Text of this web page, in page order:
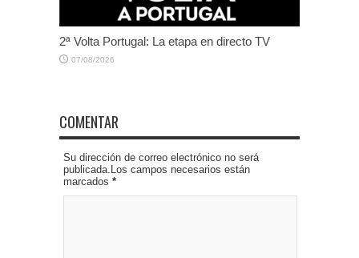
2ª Volta Portugal: La etapa en directo TV
07/08/2026
COMENTAR
Su dirección de correo electrónico no será
publicada.Los campos necesarios están
marcados *